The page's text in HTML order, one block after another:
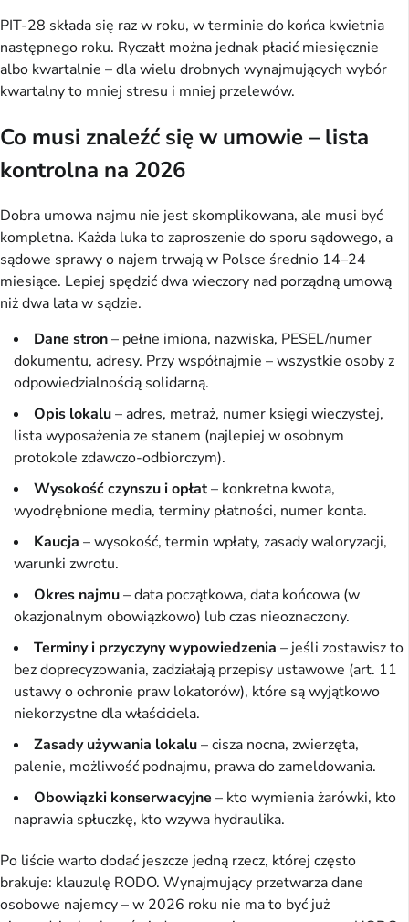
PIT-28 składa się raz w roku, w terminie do końca kwietnia
następnego roku. Ryczałt można jednak płacić miesięcznie
albo kwartalnie – dla wielu drobnych wynajmujących wybór
kwartalny to mniej stresu i mniej przelewów.
Co musi znaleźć się w umowie – lista
kontrolna na 2026
Dobra umowa najmu nie jest skomplikowana, ale musi być
kompletna. Każda luka to zaproszenie do sporu sądowego, a
sądowe sprawy o najem trwają w Polsce średnio 14–24
miesiące. Lepiej spędzić dwa wieczory nad porządną umową
niż dwa lata w sądzie.
Dane stron– pełne imiona, nazwiska, PESEL/numer
dokumentu, adresy. Przy współnajmie – wszystkie osoby z
odpowiedzialnością solidarną.
Opis lokalu– adres, metraż, numer księgi wieczystej,
lista wyposażenia ze stanem (najlepiej w osobnym
protokole zdawczo-odbiorczym).
Wysokość czynszu i opłat– konkretna kwota,
wyodrębnione media, terminy płatności, numer konta.
Kaucja – wysokość, termin wpłaty, zasady waloryzacji,
warunki zwrotu.
Okres najmu– data początkowa, data końcowa (w
okazjonalnym obowiązkowo) lub czas nieoznaczony.
Terminy i przyczyny wypowiedzenia – jeśli zostawisz to
bez doprecyzowania, zadziałają przepisy ustawowe (art. 11
ustawy o ochronie praw lokatorów), które są wyjątkowo
niekorzystne dla właściciela.
Zasady używania lokalu– cisza nocna, zwierzęta,
palenie, możliwość podnajmu, prawa do zameldowania.
Obowiązki konserwacyjne – kto wymienia żarówki, kto
naprawia spłuczkę, kto wzywa hydraulika.
Po liście warto dodać jeszcze jedną rzecz, której często
brakuje: klauzulę RODO. Wynajmujący przetwarza dane
osobowe najemcy – w 2026 roku nie ma to być już